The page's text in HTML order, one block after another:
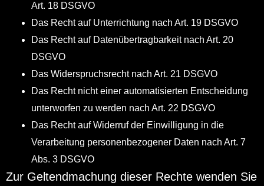
Art. 18 DSGVO
Das Recht auf Unterrichtung nach Art. 19 DSGVO
Das Recht auf Datenübertragbarkeit nach Art. 20
DSGVO
Das Widerspruchsrecht nach Art. 21 DSGVO
Das Recht nicht einer automatisierten Entscheidung
unterworfen zu werden nach Art. 22 DSGVO
Das Recht auf Widerruf der Einwilligung in die
Verarbeitung personenbezogener Daten nach Art. 7
Abs. 3 DSGVO
Zur Geltendmachung dieser Rechte wenden Sie